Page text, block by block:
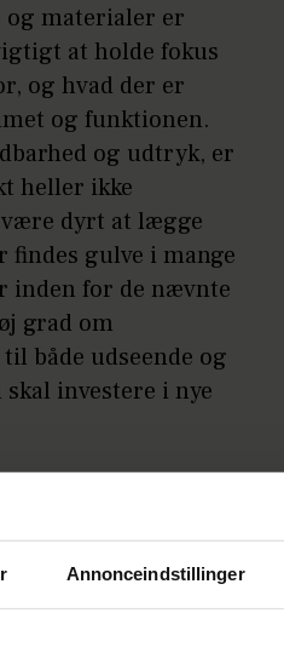
Annonceindstillinger
og materialer er
at holde fokus
og hvad der er
og funktionen.
og udtryk, er
heller ikke
dyrt at lægge
findes gulve i mange
inden for de nævnte
grad om
både udseende og
investere i nye